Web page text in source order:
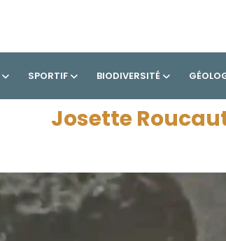
SPORTIF BIODIVERSITÉ
Josette